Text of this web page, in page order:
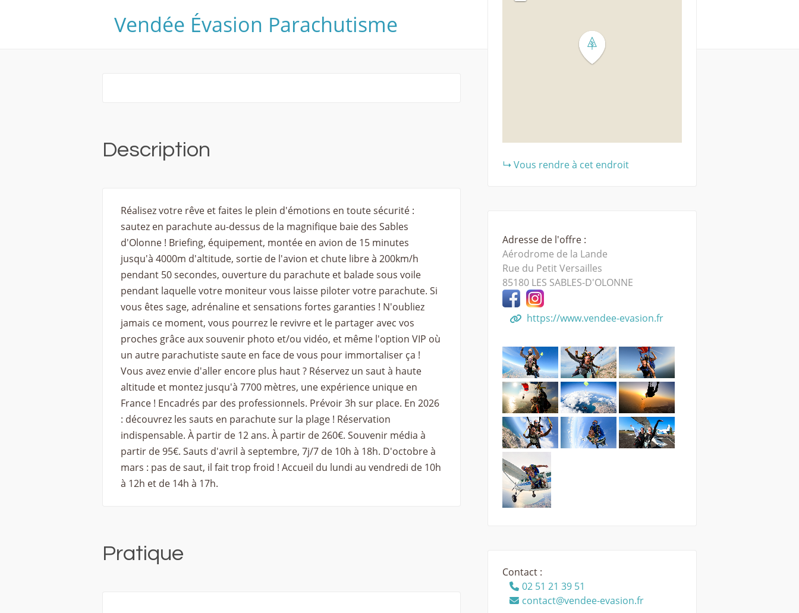
Vendée Évasion Parachutisme
Description
Réalisez votre rêve et faites le plein d'émotions en toute sécurité :
sautez en parachute au-dessus de la magnifique baie des Sables
d'Olonne ! Briefing, équipement, montée en avion de 15 minutes
jusqu'à 4000m d'altitude, sortie de l'avion et chute libre à 200km/h
pendant 50 secondes, ouverture du parachute et balade sous voile
pendant laquelle votre moniteur vous laisse piloter votre parachute. Si
vous êtes sage, adrénaline et sensations fortes garanties ! N'oubliez
jamais ce moment, vous pourrez le revivre et le partager avec vos
proches grâce aux souvenir photo et/ou vidéo, et même l'option VIP où
un autre parachutiste saute en face de vous pour immortaliser ça !
Vous avez envie d'aller encore plus haut ? Réservez un saut à haute
altitude et montez jusqu'à 7700 mètres, une expérience unique en
France ! Encadrés par des professionnels. Prévoir 3h sur place. En 2026
: découvrez les sauts en parachute sur la plage ! Réservation
indispensable. À partir de 12 ans. À partir de 260€. Souvenir média à
partir de 95€. Sauts d'avril à septembre, 7j/7 de 10h à 18h. D'octobre à
mars : pas de saut, il fait trop froid ! Accueil du lundi au vendredi de 10h
à 12h et de 14h à 17h.
Pratique
Vous rendre à cet endroit
Adresse de l'offre :
Aérodrome de la Lande
Rue du Petit Versailles
85180 LES SABLES-D'OLONNE
https://www.vendee-evasion.fr
Contact :
02 51 21 39 51
contact@vendee-evasion.fr